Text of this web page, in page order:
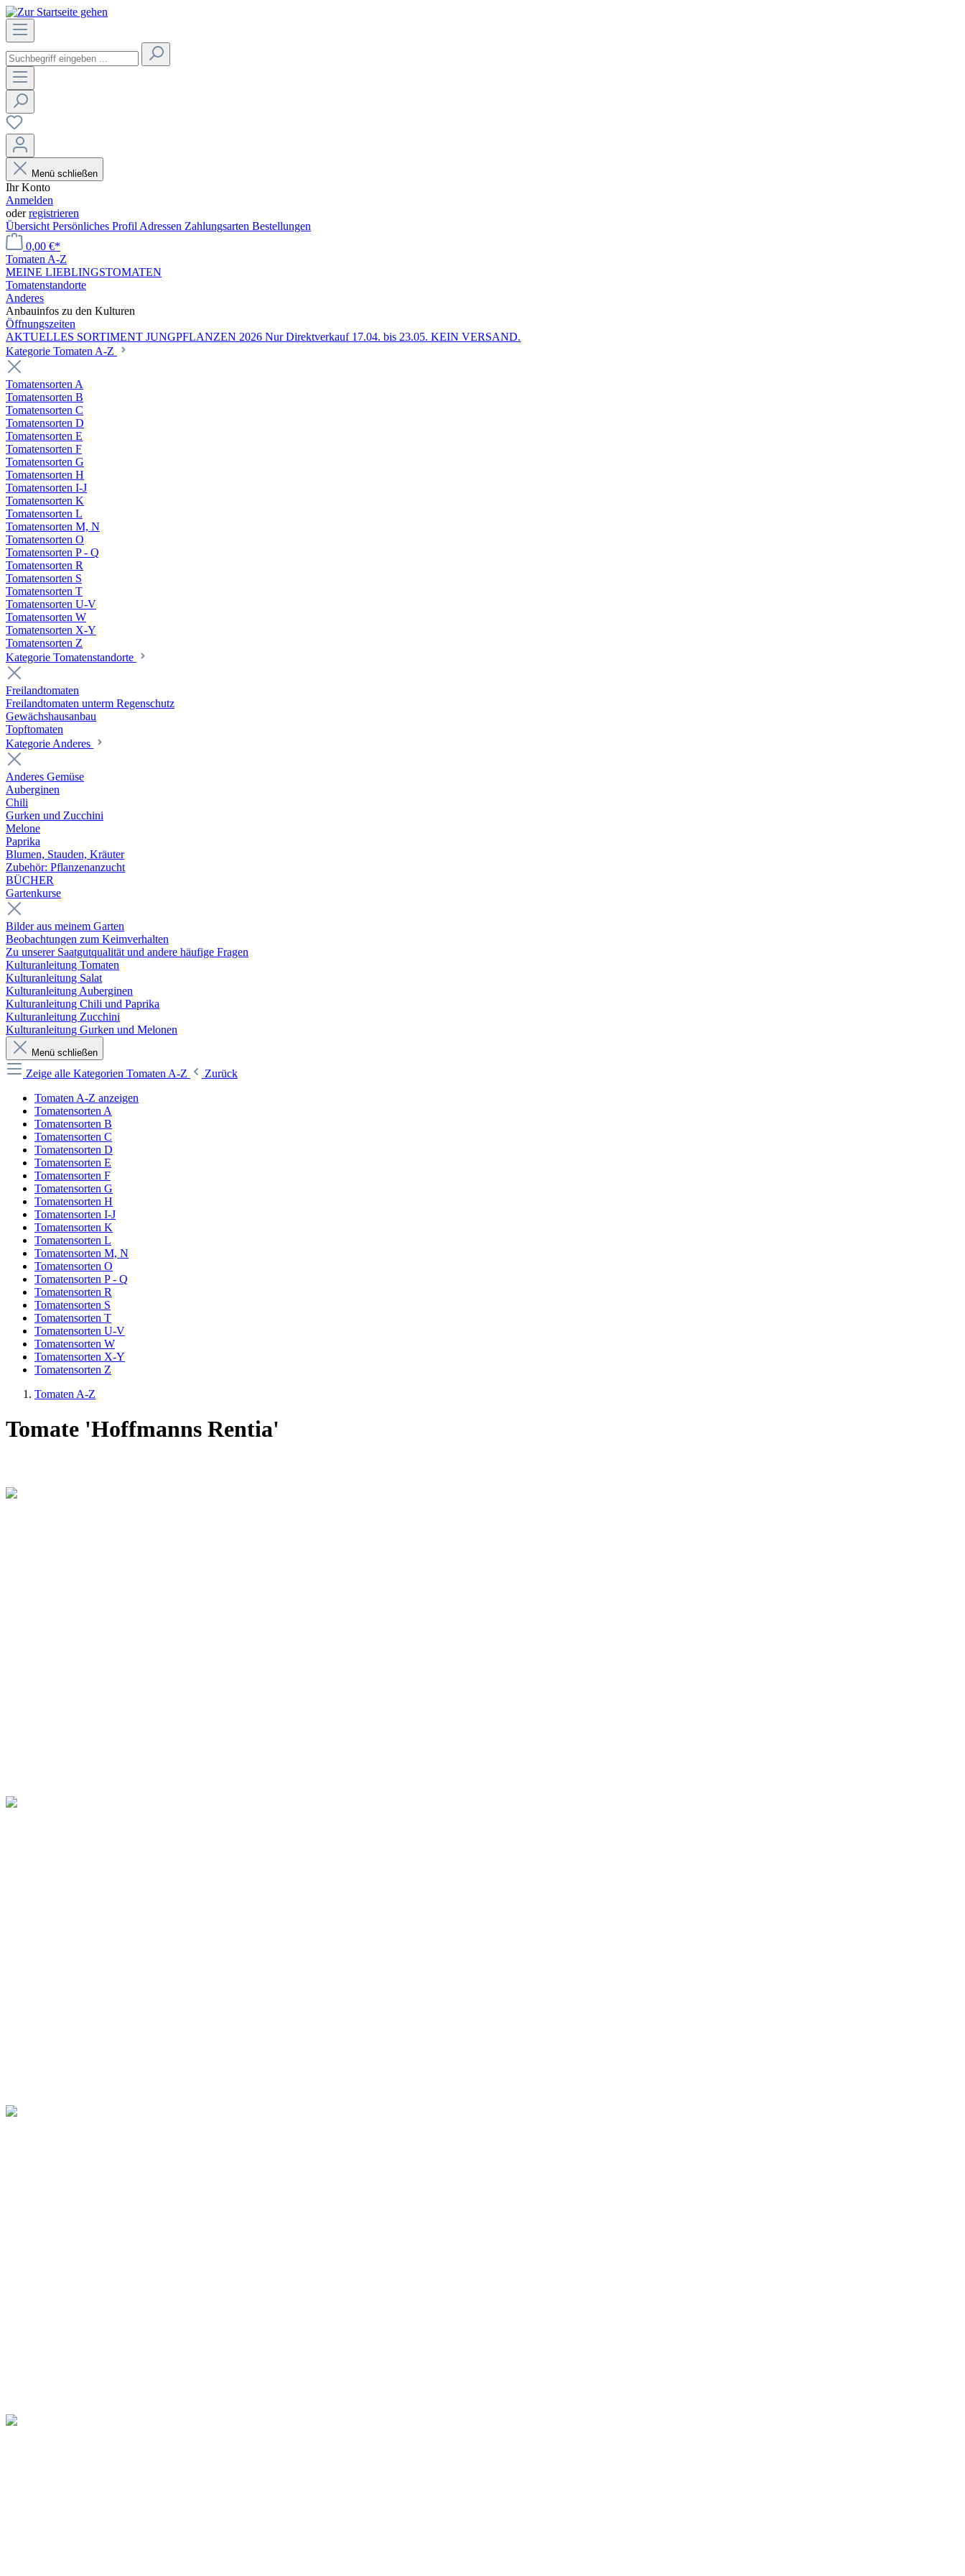
Menü schließen
Ihr Konto
Anmelden
oderregistrieren
Übersicht Persönliches Profil Adressen Zahlungsarten Bestellungen
0,00 €*
Tomaten A-Z
MEINE LIEBLINGSTOMATEN
Tomatenstandorte
Anderes
Anbauinfos zu den Kulturen
Öffnungszeiten
AKTUELLES SORTIMENT JUNGPFLANZEN 2026 Nur Direktverkauf 17.04. bis 23.05. KEIN VERSAND.
Kategorie Tomaten A-Z
Tomatensorten A
Tomatensorten B
Tomatensorten C
Tomatensorten D
Tomatensorten E
Tomatensorten F
Tomatensorten G
Tomatensorten H
Tomatensorten I-J
Tomatensorten K
Tomatensorten L
Tomatensorten M, N
Tomatensorten O
Tomatensorten P - Q
Tomatensorten R
Tomatensorten S
Tomatensorten T
Tomatensorten U-V
Tomatensorten W
Tomatensorten X-Y
Tomatensorten Z
Kategorie Tomatenstandorte
Freilandtomaten
Freilandtomaten unterm Regenschutz
Gewächshausanbau
Topftomaten
Kategorie Anderes
Anderes Gemüse
Auberginen
Chili
Gurken und Zucchini
Melone
Paprika
Blumen, Stauden, Kräuter
Zubehör: Pflanzenanzucht
BÜCHER
Gartenkurse
Bilder aus meinem Garten
Beobachtungen zum Keimverhalten
Zu unserer Saatgutqualität und andere häufige Fragen
Kulturanleitung Tomaten
Kulturanleitung Salat
Kulturanleitung Auberginen
Kulturanleitung Chili und Paprika
Kulturanleitung Zucchini
Kulturanleitung Gurken und Melonen
Menü schließen
Zeige alle Kategorien Tomaten A-Z
Zurück
Tomaten A-Z anzeigen
Tomatensorten A
Tomatensorten B
Tomatensorten C
Tomatensorten D
Tomatensorten E
Tomatensorten F
Tomatensorten G
Tomatensorten H
Tomatensorten I-J
Tomatensorten K
Tomatensorten L
Tomatensorten M, N
Tomatensorten O
Tomatensorten P - Q
Tomatensorten R
Tomatensorten S
Tomatensorten T
Tomatensorten U-V
Tomatensorten W
Tomatensorten X-Y
Tomatensorten Z
Tomaten A-Z
Tomate 'Hoffmanns Rentia'